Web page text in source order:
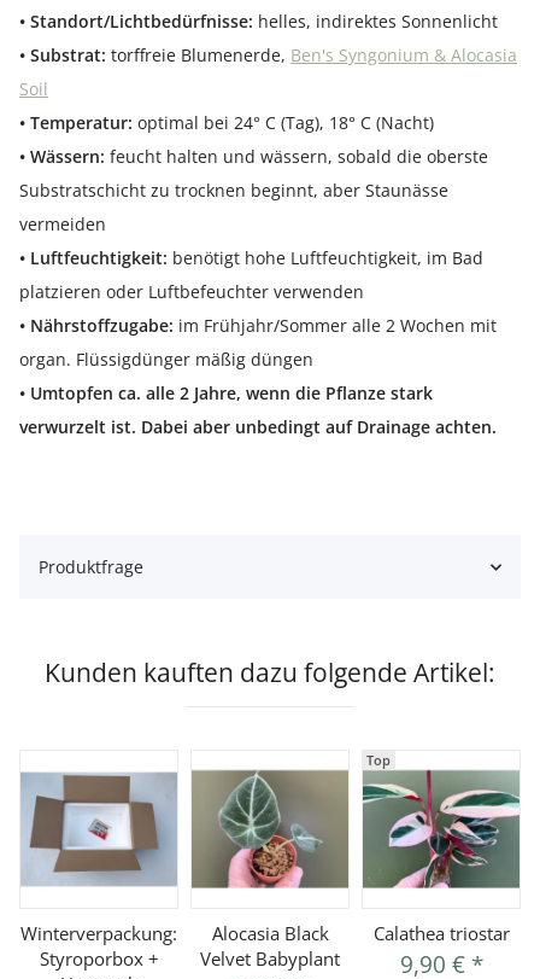
• Standort/Lichtbedürfnisse: helles, indirektes Sonnenlicht
• Substrat: torffreie Blumenerde, Ben's Syngonium & Alocasia
Soil
• Temperatur: optimal bei 24° C (Tag), 18° C (Nacht)
• Wässern: feucht halten und wässern, sobald die oberste
Substratschicht zu trocknen beginnt, aber Staunässe
vermeiden
• Luftfeuchtigkeit: benötigt hohe Luftfeuchtigkeit, im Bad
platzieren oder Luftbefeuchter verwenden
• Nährstoffzugabe: im Frühjahr/Sommer alle 2 Wochen mit
organ. Flüssigdünger mäßig düngen
• Umtopfen ca. alle 2 Jahre, wenn die Pflanze stark
verwurzelt ist. Dabei aber unbedingt auf Drainage achten.
Produktfrage
Kunden kauften dazu folgende Artikel:
Winterverpackung:
Styroporbox +
Alocasia Black
Velvet Babyplant
Top
Calathea triostar
9,90 € *